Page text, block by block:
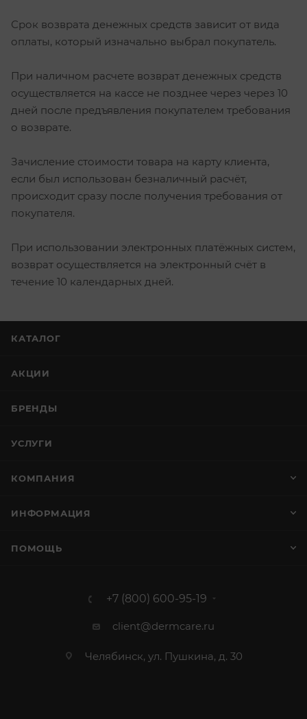
Срок возврата денежных средств зависит от вида
оплаты, который изначально выбрал покупатель.
При наличном расчете возврат денежных средств
осуществляется на кассе не позднее через через 10
дней после предъявления покупателем требования
о возврате.
Зачисление стоимости товара на карту клиента,
если был использован безналичный расчёт,
происходит сразу после получения требования от
покупателя.
При использовании электронных платёжных систем,
возврат осуществляется на электронный счёт в
течение 10 календарных дней.
КАТАЛОГ
АКЦИИ
БРЕНДЫ
УСЛУГИ
КОМПАНИЯ
ИНФОРМАЦИЯ
ПОМОЩЬ
+7 (800) 600-95-19
client@dermcare.ru
Челябинск, ул. Пушкина, д. 30